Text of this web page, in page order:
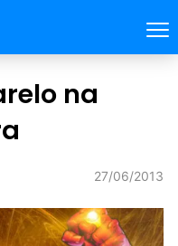
na
27/06/2013